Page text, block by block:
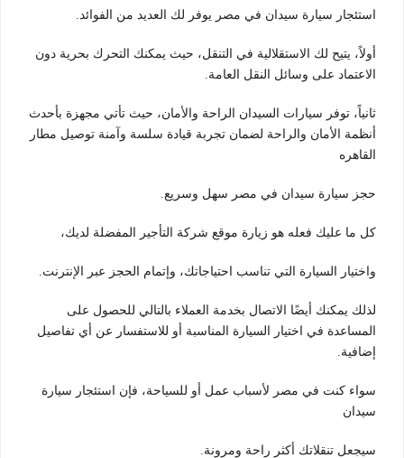
استئجار سيارة سيدان في مصر يوفر لك العديد من الفوائد.
أولاً، يتيح لك الاستقلالية في التنقل، حيث يمكنك التحرك بحرية دون
الاعتماد على وسائل النقل العامة.
ثانياً، توفر سيارات السيدان الراحة والأمان، حيث تأتي مجهزة بأحدث
أنظمة الأمان والراحة لضمان تجربة قيادة سلسة وآمنة توصيل مطار
القاهره
حجز سيارة سيدان في مصر سهل وسريع.
كل ما عليك فعله هو زيارة موقع شركة التأجير المفضلة لديك،
واختيار السيارة التي تناسب احتياجاتك، وإتمام الحجز عبر الإنترنت.
لذلك يمكنك أيضًا الاتصال بخدمة العملاء بالتالي للحصول على
المساعدة في اختيار السيارة المناسبة أو للاستفسار عن أي تفاصيل
إضافية.
سواء كنت في مصر لأسباب عمل أو للسياحة، فإن استئجار سيارة
سيدان
سيجعل تنقلاتك أكثر راحة ومرونة.